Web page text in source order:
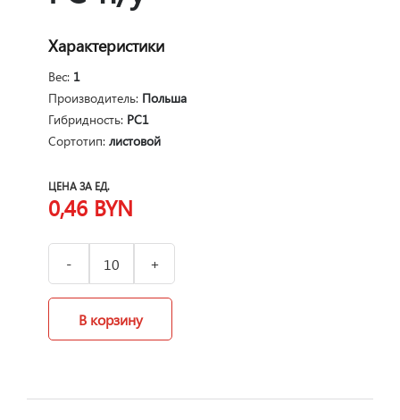
Характеристики
Вес: 1
Производитель: Польша
Гибридность: РС1
Сортотип: листовой
ЦЕНА ЗА ЕД.
0,46 BYN
В корзину